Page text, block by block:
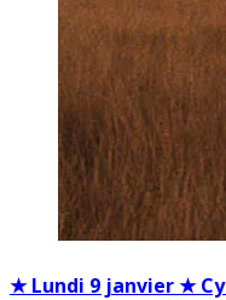
★ Lundi 9 janvier ★